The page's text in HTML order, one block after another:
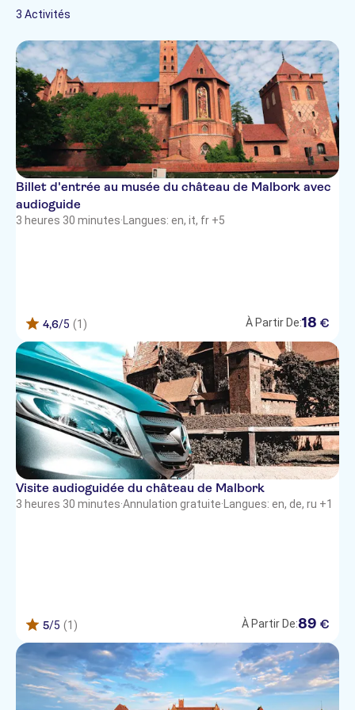
Hotel Sadova
Akme Villa
Medusa Boutique Hotel
Hotel Krolewski Conference &
Wedding
Hotel Impresja
Radisson Hotel & Suites
Radisson Blu Hotel Gdansk
Hotel Szydlowski
Holland House Residence Old
Town
DS 8
GryfHotel
Hotel Focus Gdansk
Ibis Gdansk Stare Miasto
Hotel Bonum
Hotel Almond Business & SPA
Tchèque
Français
Italien
3 Activités
Billet d'entrée au musée du château de Malbork avec
audioguide
3 heures 30 minutes· Langues: en, it, fr +5
4,6/5 (1) À Partir De:18 €
Visite audioguidée du château de Malbork
3 heures 30 minutes·Annulation gratuite· Langues: en, de, ru +1
5/5 (1) À Partir De:89 €